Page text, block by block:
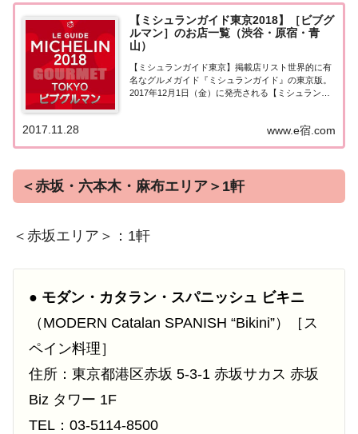
【ミシュランガイド東京2018】［ビブグ
ルマン］のお店一覧（渋谷・原宿・青
山）
【ミシュランガイド東京】掲載店リスト世界的に有
名なグルメガイド『ミシュランガイド』の東京版。
2017年12月1日（金）に発売される【ミシュランガ
エリア（渋谷・原宿・青山）の『ビブグ...www.e宿.com
2017.11.28
＜赤坂・六本木・麻布エリア＞1軒
＜赤坂エリア＞：1軒
● モダン・カタラン・スパニッシュ ビキニ
（MODERN Catalan SPANISH “Bikini”）［ス
ペイン料理］
住所：東京都港区赤坂 5-3-1 赤坂サカス 赤坂
Biz タワー 1F
TEL：03-5114-8500